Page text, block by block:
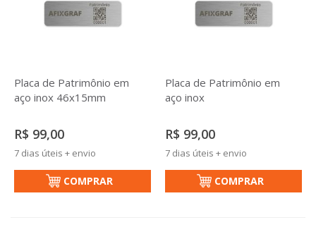
Placa de Patrimônio em
aço inox 46x15mm
R$ 99,00
7 dias úteis + envio
COMPRAR
Placa de Patrimônio em
aço inox
R$ 99,00
7 dias úteis + envio
COMPRAR